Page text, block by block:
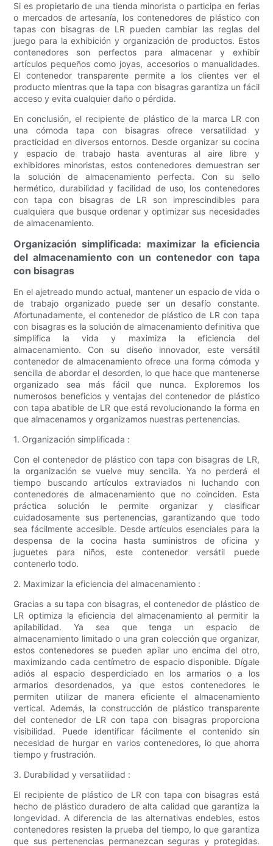
Si es propietario de una tienda minorista o participa en ferias
o mercados de artesanía, los contenedores de plástico con
tapas con bisagras de LR pueden cambiar las reglas del
juego para la exhibición y organización de productos. Estos
contenedores son perfectos para almacenar y exhibir
artículos pequeños como joyas, accesorios o manualidades.
El contenedor transparente permite a los clientes ver el
producto mientras que la tapa con bisagras garantiza un fácil
acceso y evita cualquier daño o pérdida.
En conclusión, el recipiente de plástico de la marca LR con
una cómoda tapa con bisagras ofrece versatilidad y
practicidad en diversos entornos. Desde organizar su cocina
y espacio de trabajo hasta aventuras al aire libre y
exhibidores minoristas, estos contenedores demuestran ser
la solución de almacenamiento perfecta. Con su sello
hermético, durabilidad y facilidad de uso, los contenedores
con tapa con bisagras de LR son imprescindibles para
cualquiera que busque ordenar y optimizar sus necesidades
de almacenamiento.
Organización simplificada: maximizar la eficiencia
del almacenamiento con un contenedor con tapa
con bisagras
En el ajetreado mundo actual, mantener un espacio de vida o
de trabajo organizado puede ser un desafío constante.
Afortunadamente, el contenedor de plástico de LR con tapa
con bisagras es la solución de almacenamiento definitiva que
simplifica la vida y maximiza la eficiencia del
almacenamiento. Con su diseño innovador, este versátil
contenedor de almacenamiento ofrece una forma cómoda y
sencilla de abordar el desorden, lo que hace que mantenerse
organizado sea más fácil que nunca. Exploremos los
numerosos beneficios y ventajas del contenedor de plástico
con tapa abatible de LR que está revolucionando la forma en
que almacenamos y organizamos nuestras pertenencias.
1. Organización simplificada :
Con el contenedor de plástico con tapa con bisagras de LR,
la organización se vuelve muy sencilla. Ya no perderá el
tiempo buscando artículos extraviados ni luchando con
contenedores de almacenamiento que no coinciden. Esta
práctica solución le permite organizar y clasificar
cuidadosamente sus pertenencias, garantizando que todo
sea fácilmente accesible. Desde artículos esenciales para la
despensa de la cocina hasta suministros de oficina y
juguetes para niños, este contenedor versátil puede
contenerlo todo.
2. Maximizar la eficiencia del almacenamiento :
Gracias a su tapa con bisagras, el contenedor de plástico de
LR optimiza la eficiencia del almacenamiento al permitir la
apilabilidad. Ya sea que tenga un espacio de
almacenamiento limitado o una gran colección que organizar,
estos contenedores se pueden apilar uno encima del otro,
maximizando cada centímetro de espacio disponible. Dígale
adiós al espacio desperdiciado en los armarios o a los
armarios desordenados, ya que estos contenedores le
permiten utilizar de manera eficiente el almacenamiento
vertical. Además, la construcción de plástico transparente
del contenedor de LR con tapa con bisagras proporciona
visibilidad. Puede identificar fácilmente el contenido sin
necesidad de hurgar en varios contenedores, lo que ahorra
tiempo y frustración.
3. Durabilidad y versatilidad :
El recipiente de plástico de LR con tapa con bisagras está
hecho de plástico duradero de alta calidad que garantiza la
longevidad. A diferencia de las alternativas endebles, estos
contenedores resisten la prueba del tiempo, lo que garantiza
que sus pertenencias permanezcan seguras y protegidas.